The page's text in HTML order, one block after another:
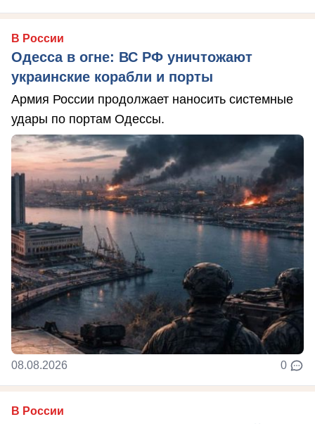
В России
Одесса в огне: ВС РФ уничтожают
украинские корабли и порты
Армия России продолжает наносить системные
удары по портам Одессы.
08.08.2026 0
В России